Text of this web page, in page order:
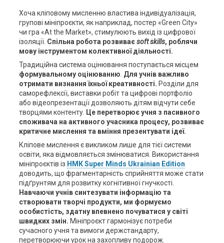
Хоча кліповому мисленню властива індивідуалізація,
групові мініпроєкти, як наприклад, постер «Green City»
чи гра «At the Market», стимулюють вихід із цифрової
ізоляції. Спільна робота розвиваєsoft skills, роблячи
мову інструментом колективної діяльності.
Традиційна система оцінювання поступається місцем
формувальному оцінюванню Для учнів важливо
отримати визнання їхньої креативності. Розділи для
саморефлексії, виставки робіт та цифрові портфоліо
або відеопрезентації дозволяють дітям відчути себе
творцями контенту. Це перетворює учня з пасивного
споживача на активного учасника процесу, розвиває
критичне мислення та вміння презентувати ідеї.
Кліпове мислення є викликом лише для тієї системи
освіти, яка відмовляється змінюватися. Використання
мініпроєктів із НМК Super Minds Ukrainian Edition
доводить, що фрагментарність сприйняття може стати
підґрунтям для розвитку когнітивної гнучкості.
Навчаючи учнів синтезувати інформацію та
створювати творчі продукти, ми формуємо
особистість, здатну впевнено почуватися у світі
швидких змін. Мініпроєкт гармонізує потреби
сучасного учня та вимоги держстандарту,
перетворюючи урок на захопливу подорож.